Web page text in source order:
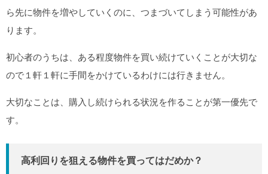
ら先に物件を増やしていくのに、つまづいてしまう可能性があ
ります。
初心者のうちは、ある程度物件を買い続けていくことが大切な
ので１軒１軒に手間をかけているわけには行きません。
大切なことは、購入し続けられる状況を作ることが第一優先で
す。
高利回りを狙える物件を買ってはだめか？